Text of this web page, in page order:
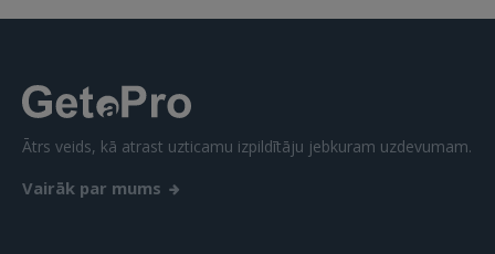
Ātrs veids, kā atrast uzticamu izpildītāju jebkuram uzdevumam.
Vairāk par mums